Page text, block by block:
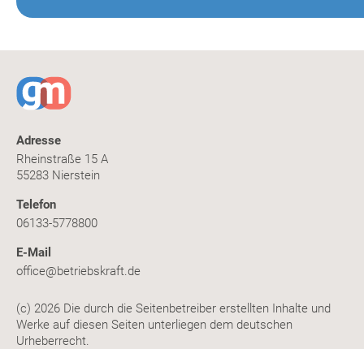
Adresse
Rheinstraße 15 A
55283 Nierstein
Telefon
06133-5778800
E-Mail
office@betriebskraft.de
(c) 2026 Die durch die Seitenbetreiber erstellten Inhalte und
Werke auf diesen Seiten unterliegen dem deutschen
Urheberrecht.